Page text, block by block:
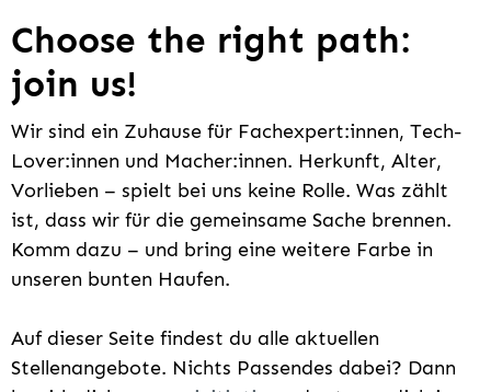
Choose the right path:
join us!
Wir sind ein Zuhause für Fachexpert:innen, Tech-
Lover:innen und Macher:innen. Herkunft, Alter,
Vorlieben – spielt bei uns keine Rolle. Was zählt
ist, dass wir für die gemeinsame Sache brennen.
Komm dazu – und bring eine weitere Farbe in
unseren bunten Haufen.
Auf dieser Seite findest du alle aktuellen
Stellenangebote. Nichts Passendes dabei? Dann